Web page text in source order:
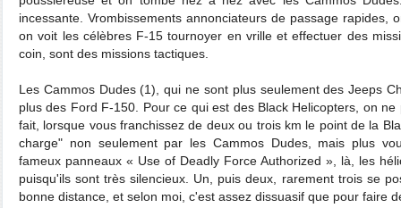
incessante. Vrombissements annonciateurs de passage rapides,
on voit les célèbres F-15 tournoyer en vrille et effectuer des
coin, sont des missions tactiques.
Les Cammos Dudes (1), qui ne sont plus seulement des Jeeps
plus des Ford F-150. Pour ce qui est des Black Helicopters, on
fait, lorsque vous franchissez de deux ou trois km le point de la
charge" non seulement par les Cammos Dudes, mais plus
fameux panneaux « Use of Deadly Force Authorized », là, les
puisqu'ils sont très silencieux. Un, puis deux, rarement trois se
bonne distance, et selon moi, c'est assez dissuasif que pour faire